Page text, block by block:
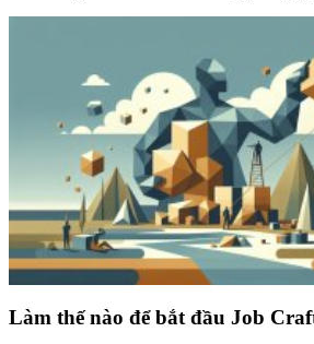
Làm thế nào để bắt đầu Job